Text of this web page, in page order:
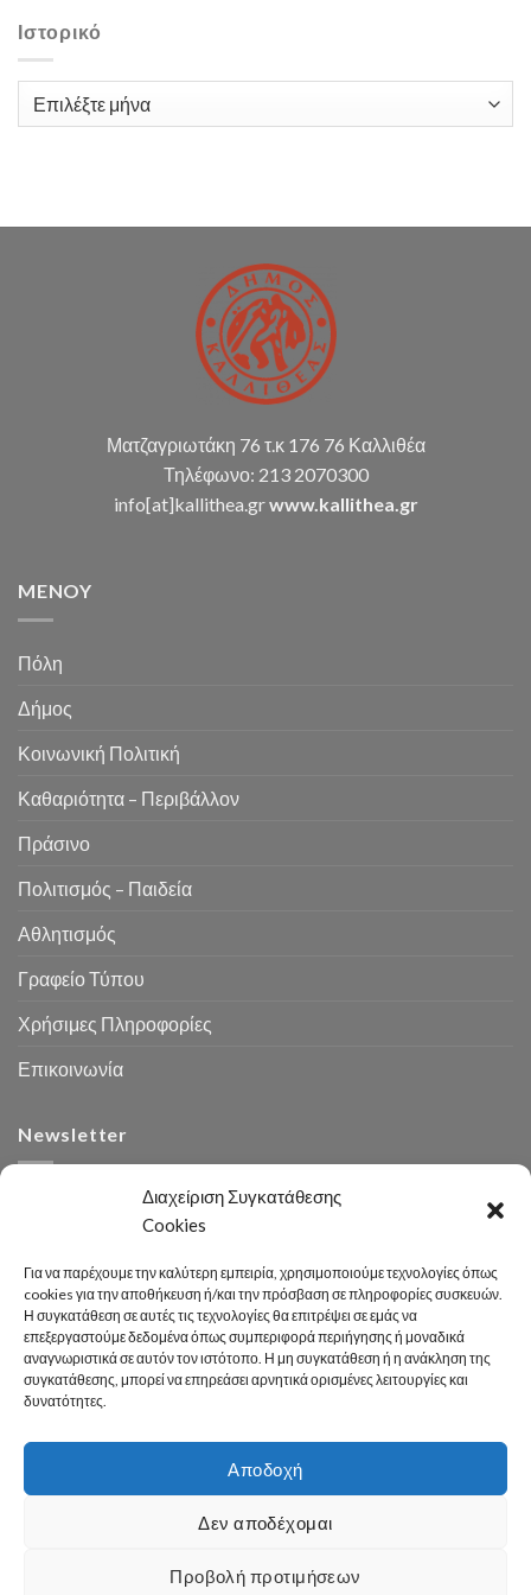
Διαχείριση Συγκατάθεσης
Cookies
Για να παρέχουμε την καλύτερη εμπειρία, χρησιμοποιούμε τεχνολογίες όπως
cookies για την αποθήκευση ή/και την πρόσβαση σε πληροφορίες συσκευών.
Η συγκατάθεση σε αυτές τις τεχνολογίες θα επιτρέψει σε εμάς να
επεξεργαστούμε δεδομένα όπως συμπεριφορά περιήγησης ή μοναδικά
αναγνωριστικά σε αυτόν τον ιστότοπο. Η μη συγκατάθεση ή η ανάκληση της
συγκατάθεσης, μπορεί να επηρεάσει αρνητικά ορισμένες λειτουργίες και
δυνατότητες.
Αποδοχή
Δεν αποδέχομαι
Προβολή προτιμήσεων
υποστήριξης
σύνταξη
καταστάσεων
κ.α.)
Ιστορικό
Ιστορικό
Ματζαγριωτάκη 76 τ.κ 176 76 Καλλιθέα
Τηλέφωνο: 213 2070300
info[at]kallithea.grwww.kallithea.gr
MENOY
Πόλη
Δήμος
Κοινωνική Πολιτική
Καθαριότητα – Περιβάλλον
Πράσινο
Πολιτισμός – Παιδεία
Αθλητισμός
Γραφείο Τύπου
Χρήσιμες Πληροφορίες
Επικοινωνία
Newsletter
Αναζήτηση
Developed 2026 by
Πολιτισμός – Παιδεία Αθλητισμός
Χρήσιμες Πληροφορίες
Επικοινωνία